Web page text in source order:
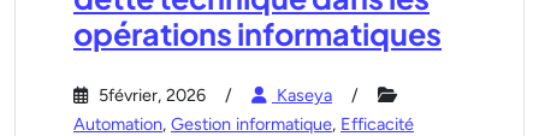
opérations informatiques
5février, 2026
Kaseya
Automation, Gestion informatique, Efficacité